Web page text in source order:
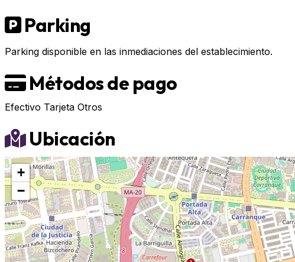
Parking
Parking disponible en las inmediaciones del establecimiento.
Métodos de pago
Efectivo Tarjeta Otros
Ubicación
+
−